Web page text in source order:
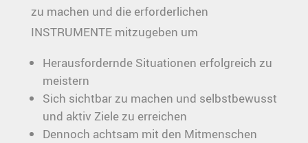
zu machen und die erforderlichen
INSTRUMENTE mitzugeben um
Herausfordernde Situationen erfolgreich zu
meistern
Sich sichtbar zu machen und selbstbewusst
und aktiv Ziele zu erreichen
Dennoch achtsam mit den Mitmenschen